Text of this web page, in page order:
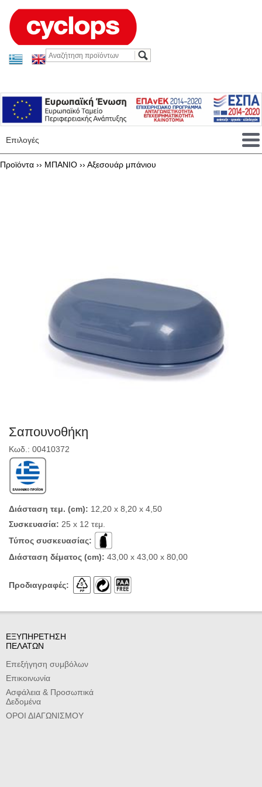
Επιλογές
Προϊόντα ›› ΜΠΑΝΙΟ ›› Αξεσουάρ μπάνιου
Σαπουνοθήκη
Κωδ.: 00410372
Διάσταση τεμ. (cm): 12,20 x 8,20 x 4,50
Συσκευασία: 25 x 12 τεμ.
Τύπος συσκευασίας:
Διάσταση δέματος (cm): 43,00 x 43,00 x 80,00
Προδιαγραφές:
ΕΞΥΠΗΡΕΤΗΣΗ
ΠΕΛΑΤΩΝ
Επεξήγηση συμβόλων
Επικοινωνία
Ασφάλεια & Προσωπικά
Δεδομένα
ΟΡΟΙ ΔΙΑΓΩΝΙΣΜΟΥ